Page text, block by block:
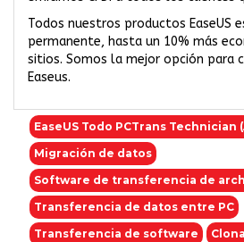
Todos nuestros productos EaseUS
permanente, hasta un 10% más
sitios. Somos la mejor opción para
Easeus.
EaseUS Todo PCTrans Technician
Migración de datos
Software de transferencia de
Transferencia de datos entre PC
Transferencia de software